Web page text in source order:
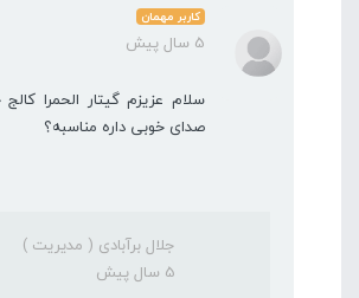
کاربر مهمان
5 سال پیش
سلام عزیزم گیتار الحمرا
صدای خوبی داره مناسبه؟
جلال برآبادی ( مدیریت )
5 سال پیش